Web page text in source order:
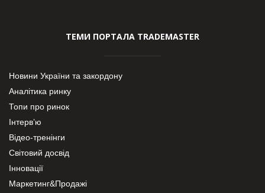
ТЕМИ ПОРТАЛА TRADEMASTER
Новини України та закордону
Аналітика ринку
Топи про ринок
Інтерв’ю
Відео-тренінги
Світовий досвід
Інновації
Маркетинг&Продажі